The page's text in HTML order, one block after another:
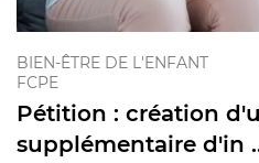
BIEN-ÊTRE DE L'ENFANT
FCPE
Pétition : création
supplémentaire d'in